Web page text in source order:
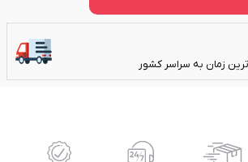
زمان به سراسر کشور